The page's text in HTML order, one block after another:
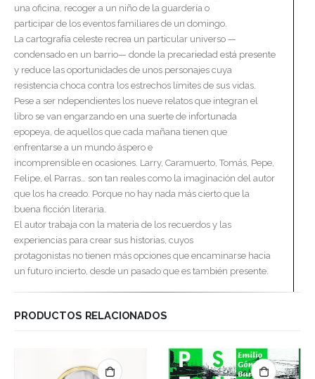
una oficina, recoger a un niño de la guardería o
participar de los eventos familiares de un domingo.
La cartografía celeste recrea un particular universo —
condensado en un barrio— donde la precariedad está presente
y reduce las oportunidades de unos personajes cuya
resistencia choca contra los estrechos límites de sus vidas.
Pese a ser ndependientes los nueve relatos que integran el
libro se van engarzando en una suerte de infortunada
epopeya, de aquellos que cada mañana tienen que
enfrentarse a un mundo áspero e
incomprensible en ocasiones. Larry, Caramuerto, Tomás, Pepe,
Felipe, el Parras… son tan reales como la imaginación del autor
que los ha creado. Porque no hay nada más cierto que la
buena ficción literaria.
El autor trabaja con la materia de los recuerdos y las
experiencias para crear sus historias, cuyos
protagonistas no tienen más opciones que encaminarse hacia
un futuro incierto, desde un pasado que es también presente.
PRODUCTOS RELACIONADOS